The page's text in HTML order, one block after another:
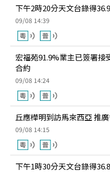
下午2時20分天文台錄得
09/08 14:39
宏福苑91.9%業主已簽署接
合約
09/08 14:24
丘應樺明到訪馬來西亞 推
09/08 14:15
下午1時30分天文台錄得